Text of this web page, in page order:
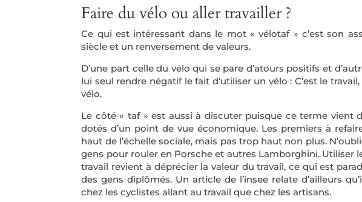
Faire du vélo ou aller travailler ?
Ce qui est intéressant dans le mot « vélotaf » c’est son
siècle et un renversement de valeurs.
D’une part celle du vélo qui se pare d’atours positifs et
lui seul rendre négatif le fait d‘utiliser un vélo : C’est le
vélo.
Le côté « taf » est aussi à discuter puisque ce terme vient
dotés d’un point de vue économique. Les premiers à
haut de l’échelle sociale, mais pas trop haut non plus.
gens pour rouler en Porsche et autres Lamborghini. Utiliser
travail revient à déprécier la valeur du travail, ce qui est
des gens diplômés. Un article de l’insee relate d’ailleurs
chez les cyclistes allant au travail que chez les artisans.